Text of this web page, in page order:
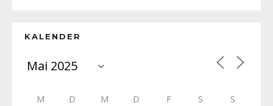
KALENDER
M D M D F S S